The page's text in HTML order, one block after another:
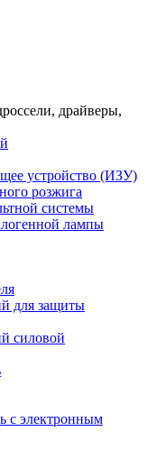
драйверы,
устройство (ИЗУ)
розжига
системы
лампы
для защиты
силовой
с электронным